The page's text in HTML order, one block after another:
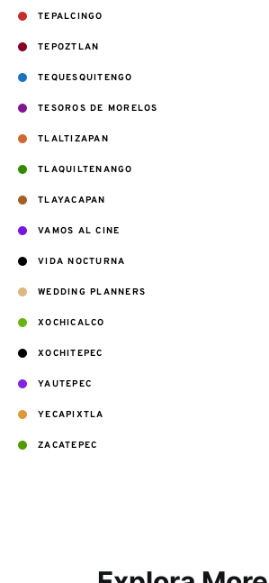
TEPALCINGO
TEPOZTLAN
TEQUESQUITENGO
TESOROS DE MORELOS
TLALTIZAPAN
TLAQUILTENANGO
TLAYACAPAN
VAMOS AL CINE
VIDA NOCTURNA
WEDDING PLANNERS
XOCHICALCO
XOCHITEPEC
YAUTEPEC
YECAPIXTLA
ZACATEPEC